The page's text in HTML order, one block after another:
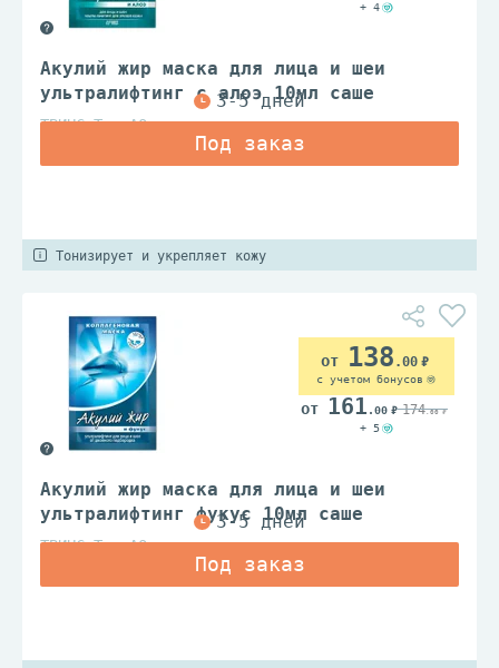
Акулий жир маска для лица и шеи
ультралифтинг с алоэ 10мл саше
ТВИНС Тэк АО
+ 4
Тонизирует и укрепляет кожу
Акулий жир маска для лица и шеи
ультралифтинг фукус 10мл саше
ТВИНС Тэк АО
138 .00
с учетом бонусов
161 .00 174.00
+ 5